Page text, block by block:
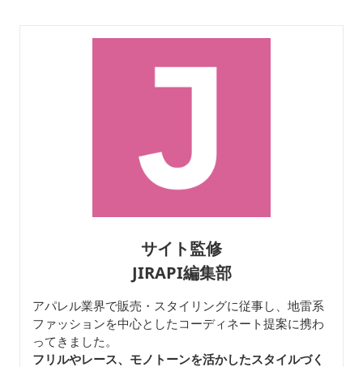
サイト監修
JIRAPI編集部
アパレル業界で販売・スタイリングに従事し、地雷系
ファッションを中心としたコーディネート提案に携わ
ってきました。
フリルやレース、モノトーンを活かしたスタイルづく